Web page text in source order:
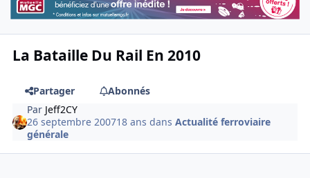
La Bataille Du Rail En 2010
Partager
Abonnés
Par Jeff2CY
26 septembre 200718 ans dansActualité ferroviaire
générale